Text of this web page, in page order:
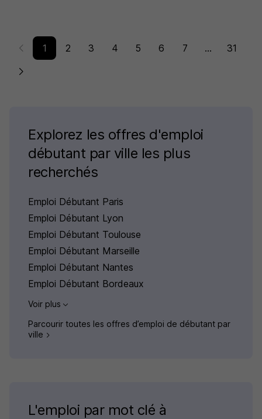
1 2 3 4 5 6 7 ... 31
Explorez les offres d'emploi
débutant par ville les plus
recherchés
Emploi Débutant Paris
Emploi Débutant Lyon
Emploi Débutant Toulouse
Emploi Débutant Marseille
Emploi Débutant Nantes
Emploi Débutant Bordeaux
Voir plus
Parcourir toutes les offres d’emploi de débutant par
ville
L'emploi par mot clé à